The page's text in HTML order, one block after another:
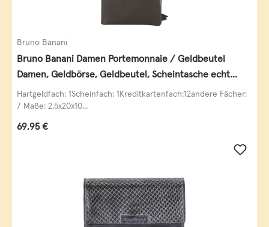
Bruno Banani
Bruno Banani Damen Portemonnaie / Geldbeutel
Damen, Geldbörse, Geldbeutel, Scheintasche echt
Leder
Hartgeldfach: 1Scheinfach: 1Kreditkartenfach:12andere Fächer:
7 Maße: 2,5x20x10...
Regulärer Preis:
69,95 €